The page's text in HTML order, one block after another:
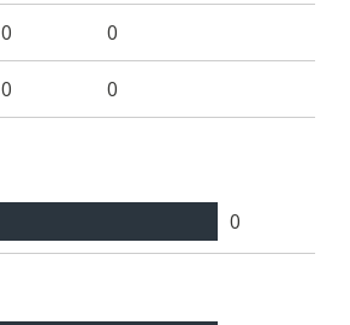
0 0
0 0
0